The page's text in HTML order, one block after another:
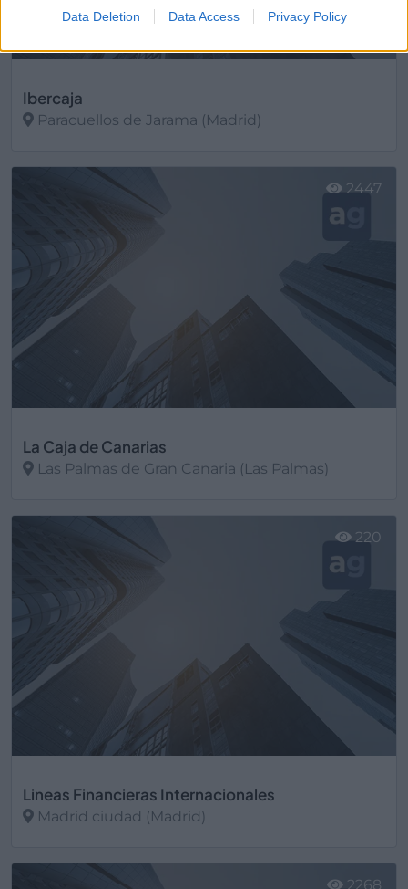
Data Deletion Data Access Privacy Policy
Ibercaja
Paracuellos de Jarama (Madrid)
La Caja de Canarias
Las Palmas de Gran Canaria (Las Palmas)
2447
Lineas Financieras Internacionales
Madrid ciudad (Madrid)
220
2268